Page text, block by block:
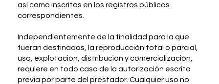
así como inscritos en los registros públicos
correspondientes.
Independientemente de la finalidad para la que
fueran destinados, la reproducción total o parcial,
uso, explotación, distribución y comercialización,
requiere en todo caso de la autorización escrita
previa por parte del prestador. Cualquier uso no